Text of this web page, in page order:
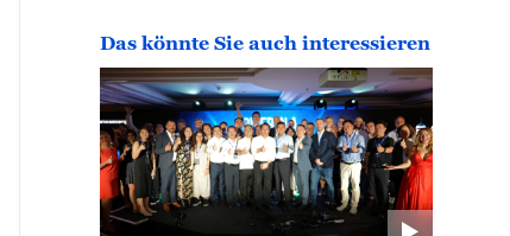
Das könnte Sie auch interessieren